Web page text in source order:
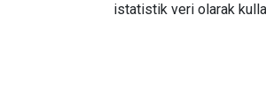
istatistik veri olarak